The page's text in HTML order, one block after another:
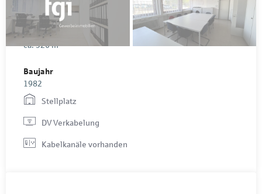
auf Anfrage
Gesamtfläche
ca. 520 m²
Baujahr
1982
Stellplatz
DV Verkabelung
Kabelkanäle vorhanden